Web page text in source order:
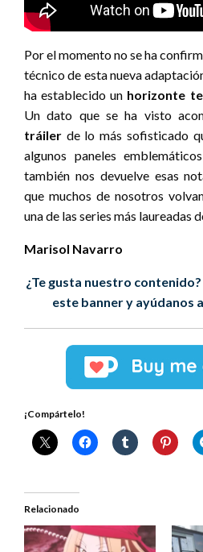
Por el momento no se ha
técnico de esta nueva
ha establecido un horizonte
Un dato que se ha visto
tráiler de lo más sofisticado
algunos paneles
también nos devuelve esas
que muchos de nosotros
una de las series más laureadas
Marisol Navarro
¿Te gusta nuestro
este banner y ayúdanos
¡Compártelo!
Relacionado